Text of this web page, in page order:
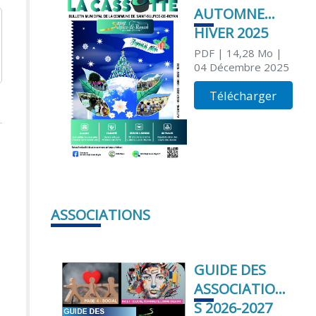
AUTOMNE
HIVER 2025
PDF| 14,28 Mo |
04 Décembre 2025
Télécharger
ASSOCIATIONS
GUIDE DES
ASSOCIATION
S 2026-2027